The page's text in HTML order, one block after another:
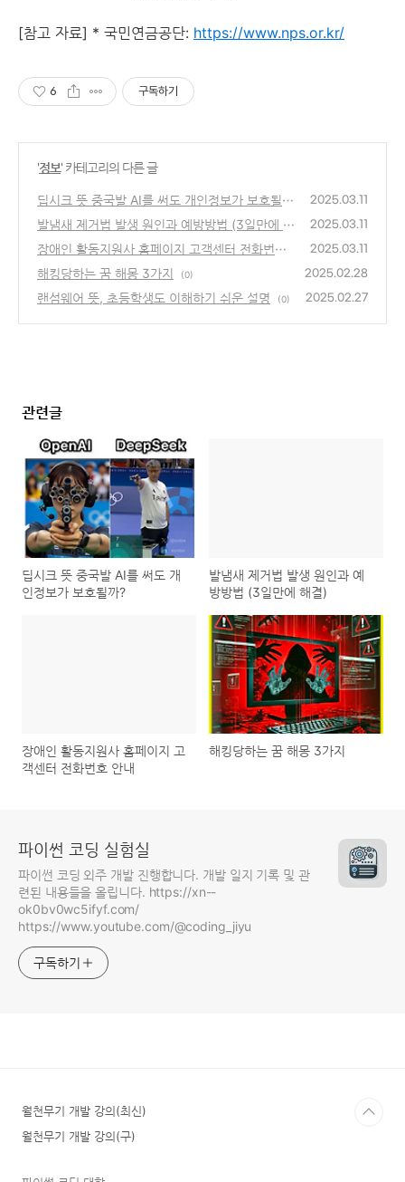
[참고 자료] * 국민연금공단: https://www.nps.or.kr/
6 구독하기
'정보' 카테고리의 다른 글
딥시크 뜻 중국발 AI를 써도 개인정보가 보호될
까?
(0)
2025.03.11
발냄새 제거법 발생 원인과 예방방법 (3일만에 해
결)
(0)
2025.03.11
장애인 활동지원사 홈페이지 고객센터 전화번호
안내
(0)
2025.03.11
해킹당하는 꿈 해몽 3가지 (0) 2025.02.28
랜섬웨어 뜻, 초등학생도 이해하기 쉬운 설명 (0) 2025.02.27
관련글
딥시크 뜻 중국발 AI를 써도 개
인정보가 보호될까?
발냄새 제거법 발생 원인과 예
방방법 (3일만에 해결)
장애인 활동지원사 홈페이지 고
객센터 전화번호 안내
해킹당하는 꿈 해몽 3가지
파이썬 코딩 실험실
파이썬 코딩 외주 개발 진행합니다. 개발 일지 기록 및 관
련된 내용들을 올립니다. https://xn--
ok0bv0wc5ifyf.com/
https://www.youtube.com/@coding_jiyu
구독하기
월천무기 개발 강의(최신)
월천무기 개발 강의(구)